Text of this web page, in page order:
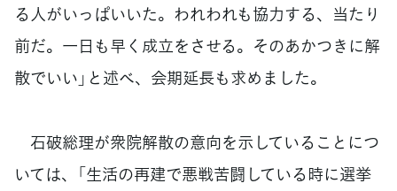
る人がいっぱいいた。われわれも協力する、当たり
前だ。一日も早く成立をさせる。そのあかつきに解
散でいい」と述べ、会期延長も求めました。
石破総理が衆院解散の意向を示していることにつ
いては、「生活の再建で悪戦苦闘している時に選挙